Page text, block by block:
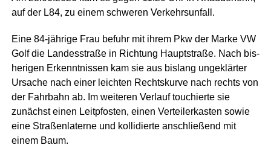
auf der L84, zu einem schwe­ren Verkehrsunfall.
Eine 84-jäh­ri­ge Frau befuhr mit ihrem Pkw der Mar­ke VW
Golf die Lan­des­stra­ße in Rich­tung Haupt­stra­ße. Nach bis­
he­ri­gen Erkennt­nis­sen kam sie aus bis­lang unge­klär­ter
Ursa­che nach einer leich­ten Rechts­kur­ve nach rechts von
der Fahr­bahn ab. Im wei­te­ren Ver­lauf tou­chier­te sie
zunächst einen Leit­pfos­ten, einen Ver­tei­ler­kas­ten sowie
eine Stra­ßen­la­ter­ne und kol­li­dier­te anschlie­ßend mit
einem Baum.